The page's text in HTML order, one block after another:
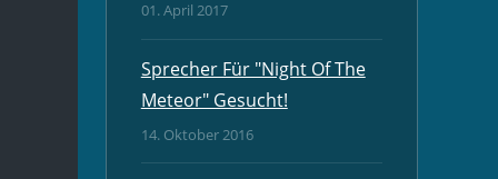
01. April 2017
Sprecher Für "Night Of The
Meteor" Gesucht!
14. Oktober 2016